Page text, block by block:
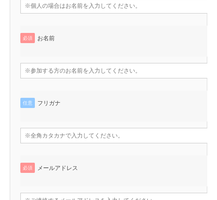
必須 お名前
任意 フリガナ
必須 メールアドレス